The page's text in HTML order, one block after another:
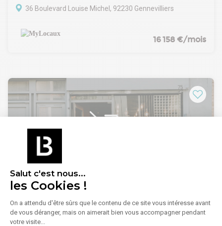
Salut c'est nous...
les Cookies !
On a attendu d'être sûrs que le contenu de ce site vous intéresse avant
de vous déranger, mais on aimerait bien vous accompagner pendant
votre visite...
GAPD : Selon dossier
N'hésitez pas à nous contacter pour plus d'informations
36 Boulevard Louise Michel, 92230 Gennevilliers
16 158 €/mois
Location Commerce 87 m² à 88 m²
17 Rue Guillot, 92120 Montrouge